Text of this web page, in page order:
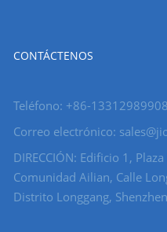
CONTÁCTENOS
Teléfono: +86-
Correo electrónico:
DIRECCIÓN: Edificio 1,
Comunidad Ailian, Calle
Distrito Longgang, Shenzhen